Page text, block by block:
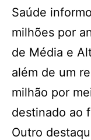
Saúde
milhões por
de Média e
além de um
milhão por
destinado ao
Outro